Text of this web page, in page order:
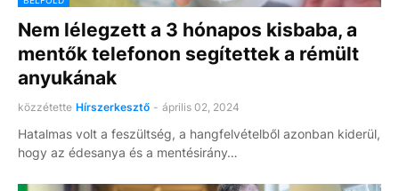
Nem lélegzett a 3 hónapos kisbaba, a
mentők telefonon segítettek a rémült
anyukának
közzétette Hírszerkesztő - április 02, 2024
Hatalmas volt a feszültség, a hangfelvételből azonban kiderül,
hogy az édesanya és a mentésirány…